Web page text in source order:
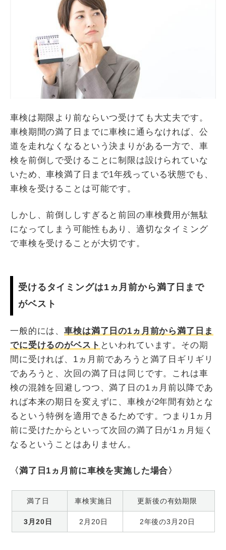
車検は期限より前ならいつ受けても大丈夫です。
車検期間の満了日までに車検に通らなければ、公
道を走れなくなるという決まりがある一方で、車
検を前倒しで受けることに制限は設けられていな
いため、車検満了日まで1年残っている状態でも、
車検を受けることは可能です。
しかし、前倒ししすぎると前回の車検費用が無駄
になってしまう可能性もあり、適切なタイミング
で車検を受けることが大切です。
受けるタイミングは1ヵ月前から満了日まで
がベスト
一般的には、車検は満了日の1ヵ月前から満了日ま
でに受けるのがベスト といわれています。その期
間に受ければ、1ヵ月前であろうと満了日ギリギリ
であろうと、次回の満了日は同じです。これは車
検の混雑を回避しつつ、満了日の1ヵ月前以降であ
れば本来の期日を変えずに、車検が2年間有効とな
るという特例を適用できるためです。つまり1ヵ月
前に受けたからといって次回の満了日が1ヵ月短く
なるということはありません。
〈満了日1ヵ月前に車検を実施した場合〉
満了日 車検実施日 更新後の有効期限
3月20日 2月20日 2年後の3月20日